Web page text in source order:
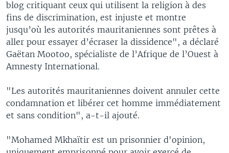
blog critiquant ceux qui utilisent la religion à des
fins de discrimination, est injuste et montre
jusqu’où les autorités mauritaniennes sont prêtes à
aller pour essayer d’écraser la dissidence", a déclaré
Gaëtan Mootoo, spécialiste de l’Afrique de l’Ouest à
Amnesty International.
"Les autorités mauritaniennes doivent annuler cette
condamnation et libérer cet homme immédiatement
et sans condition", a-t-il ajouté.
"Mohamed Mkhaïtir est un prisonnier d'opinion,